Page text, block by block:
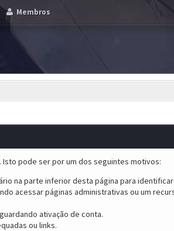
Membros
pode ser por um dos seguintes motivos:
na parte inferior desta página para
acessar páginas administrativas ou um
ativação de conta.
ou links.